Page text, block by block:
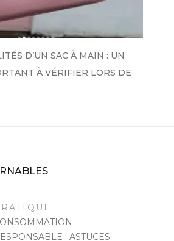
D’UN SAC À MAIN : UN
À VÉRIFIER LORS DE
: ASTUCES